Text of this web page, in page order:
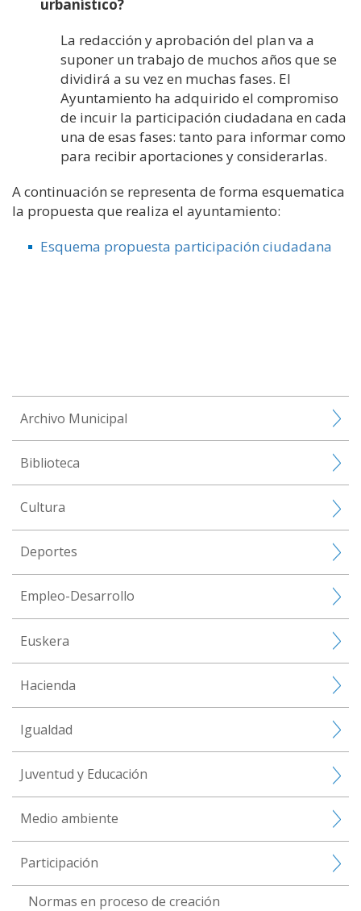
urbanístico?
La redacción y aprobación del plan va a
suponer un trabajo de muchos años que se
dividirá a su vez en muchas fases. El
Ayuntamiento ha adquirido el compromiso
de incuir la participación ciudadana en cada
una de esas fases: tanto para informarcomo
para recibir aportaciones yconsiderarlas.
A continuación se representa de forma esquematica
la propuesta que realiza el ayuntamiento:
Esquema propuesta participación ciudadana
Archivo Municipal
Biblioteca
Cultura
Deportes
Empleo-Desarrollo
Euskera
Hacienda
Igualdad
Juventud y Educación
Medio ambiente
Participación
Normas en proceso de creación